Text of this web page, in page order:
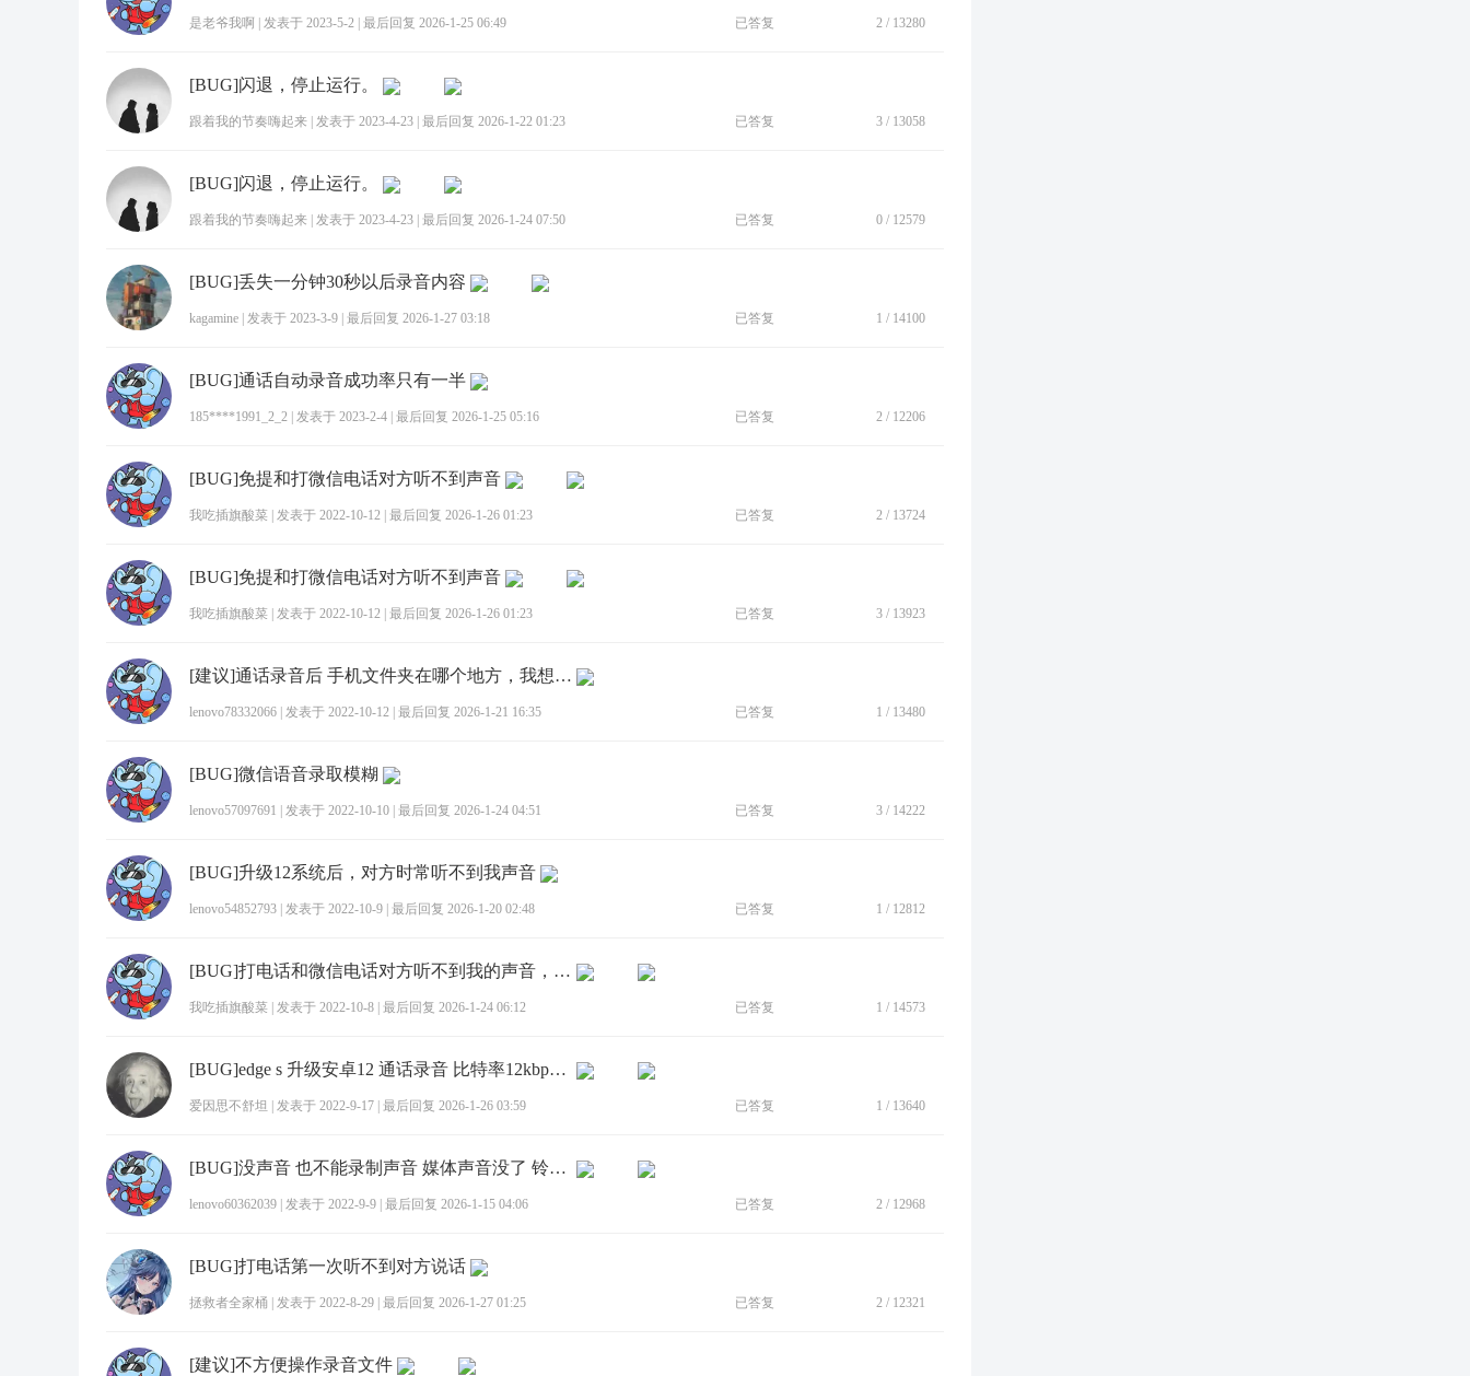
是老爷我啊 发表于 2023-5-2 最后回复 2026-1-25 06:49 已答复 2 / 13280
[BUG]闪退，停止运行。
跟着我的节奏嗨起来 发表于 2023-4-23 最后回复 2026-1-22 01:23 已答复 3 / 13058
[BUG]闪退，停止运行。
跟着我的节奏嗨起来 发表于 2023-4-23 最后回复 2026-1-24 07:50 已答复 0 / 12579
[BUG]丢失一分钟30秒以后录音内容
kagamine 发表于 2023-3-9 最后回复 2026-1-27 03:18 已答复 1 / 14100
[BUG]通话自动录音成功率只有一半
185****1991_2_2 发表于 2023-2-4 最后回复 2026-1-25 05:16 已答复 2 / 12206
[BUG]免提和打微信电话对方听不到声音
我吃插旗酸菜 发表于 2022-10-12 最后回复 2026-1-26 01:23 已答复 2 / 13724
[BUG]免提和打微信电话对方听不到声音
我吃插旗酸菜 发表于 2022-10-12 最后回复 2026-1-26 01:23 已答复 3 / 13923
[建议]通话录音后 手机文件夹在哪个地方，我想导出来，电脑找...
lenovo78332066 发表于 2022-10-12 最后回复 2026-1-21 16:35 已答复 1 / 13480
[BUG]微信语音录取模糊
lenovo57097691 发表于 2022-10-10 最后回复 2026-1-24 04:51 已答复 3 / 14222
[BUG]升级12系统后，对方时常听不到我声音
lenovo54852793 发表于 2022-10-9 最后回复 2026-1-20 02:48 已答复 1 / 12812
[BUG]打电话和微信电话对方听不到我的声音，但是麦克风是好的
我吃插旗酸菜 发表于 2022-10-8 最后回复 2026-1-24 06:12 已答复 1 / 14573
[BUG]edge s 升级安卓12 通话录音 比特率12kbps 未升级前不这样
爱因思不舒坦 发表于 2022-9-17 最后回复 2026-1-26 03:59 已答复 1 / 13640
[BUG]没声音 也不能录制声音 媒体声音没了 铃声什么都还有用
lenovo60362039 发表于 2022-9-9 最后回复 2026-1-15 04:06 已答复 2 / 12968
[BUG]打电话第一次听不到对方说话
拯救者全家桶 发表于 2022-8-29 最后回复 2026-1-27 01:25 已答复 2 / 12321
[建议]不方便操作录音文件